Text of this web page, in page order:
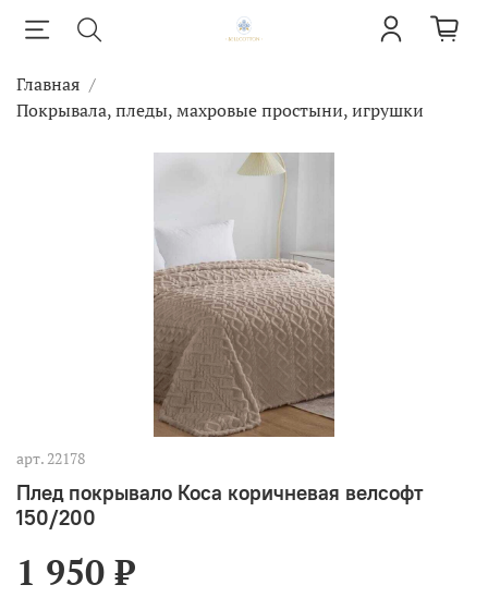
Главная
Покрывала, пледы, махровые простыни, игрушки
арт. 22178
Плед покрывало Коса коричневая велсофт
150/200
1 950 ₽